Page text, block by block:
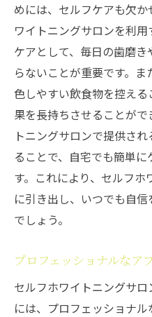
多摩市で叶える
美しい変化を実
日常に自信をも
笑顔が輝くこと
多摩市のセルフホワ
自分を発見しましょ
新しい自分に出
心も体もリフレ
自分を磨くため
セルフホワイト
めには、セルフケアも欠
ワイトニングサロンを利
ケアとして、毎日の歯磨
らないことが重要です。
色しやすい飲食物を控え
果を長持ちさせることが
トニングサロンで提供さ
ることで、自宅でも簡単
す。これにより、セルフ
に引き出し、いつでも自
でしょう。
プロフェッショナルなア
セルフホワイトニングサ
には、プロフェッショナ